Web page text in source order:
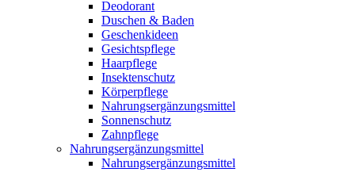
Deodorant
Duschen & Baden
Geschenkideen
Gesichtspflege
Haarpflege
Insektenschutz
Körperpflege
Nahrungsergänzungsmittel
Sonnenschutz
Zahnpflege
Nahrungsergänzungsmittel
Nahrungsergänzungsmittel